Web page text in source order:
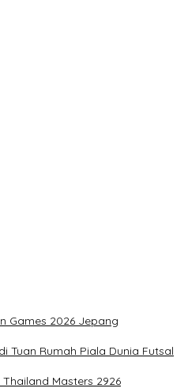
Games 2026 Jepang
Tuan Rumah Piala Dunia Futsal
Masters 2926